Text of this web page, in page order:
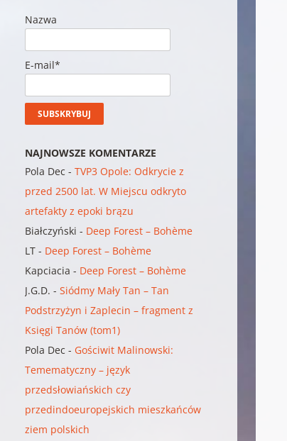
Nazwa
E-mail*
NAJNOWSZE KOMENTARZE
Pola Dec -TVP3 Opole: Odkrycie z
przed 2500 lat. W Miejscu odkryto
artefakty z epoki brązu
Białczyński - Deep Forest – Bohème
LT - Deep Forest – Bohème
Kapciacia - Deep Forest – Bohème
J.G.D. -Siódmy Mały Tan – Tan
Podstrzyżyn i Zaplecin – fragment z
Księgi Tanów (tom1)
Pola Dec - Gościwit Malinowski:
Temematyczny – język
przedsłowiańskich czy
przedindoeuropejskich mieszkańców
ziem polskich